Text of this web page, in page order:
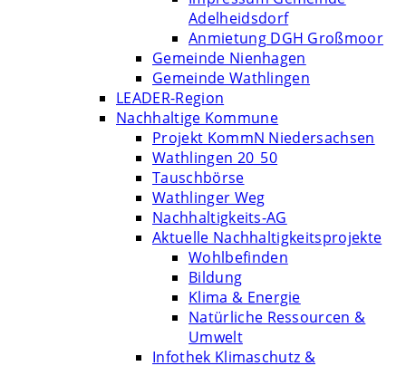
Adelheidsdorf
Anmietung DGH Großmoor
Gemeinde Nienhagen
Gemeinde Wathlingen
LEADER-Region
Nachhaltige Kommune
Projekt KommN Niedersachsen
Wathlingen 20_50
Tauschbörse
Wathlinger Weg
Nachhaltigkeits-AG
Aktuelle Nachhaltigkeitsprojekte
Wohlbefinden
Bildung
Klima & Energie
Natürliche Ressourcen &
Umwelt
Infothek Klimaschutz &